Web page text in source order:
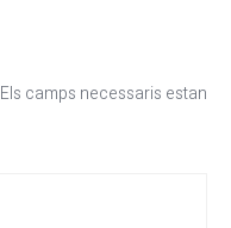
Els camps necessaris estan